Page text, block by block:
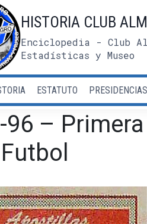
HISTORIA CLUB
Enciclopedia - Club
Estadísticas y Museo
ESTATUTO PRESIDENCIAS
96 –